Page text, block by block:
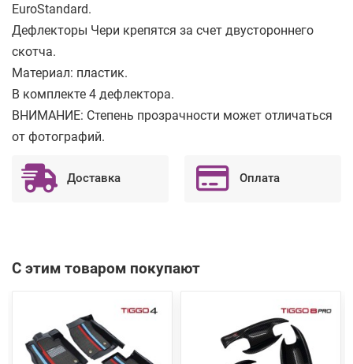
EuroStandard.
Дефлекторы Чери крепятся за счет двустороннего
скотча.
Материал: пластик.
В комплекте 4 дефлектора.
ВНИМАНИЕ: Степень прозрачности может отличаться
от фотографий.
Доставка Оплата
С этим товаром покупают